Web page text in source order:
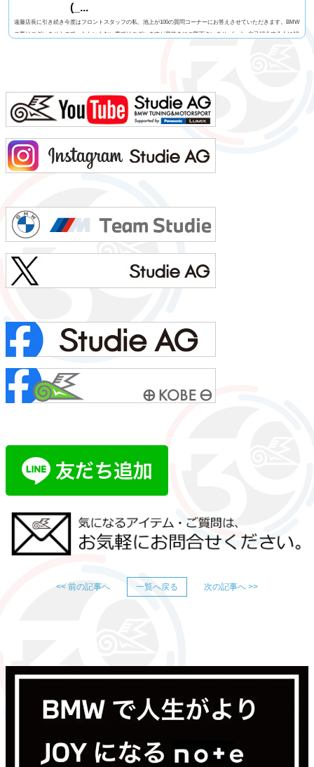
(_...
遠藤店長に引き続き今度はフロントスタッフの私、池上が100の質問コーナーにお答えさせていただきます。BMW
の事はございませんので、たわいもない事ではございますが息抜きにご覧下さいませm(_ _)m自己紹介する人に10
<< 前の記事へ 一覧へ戻る 次の記事へ >>